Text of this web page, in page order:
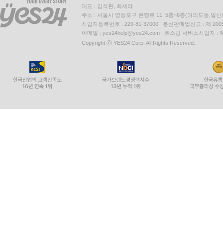
대표 : 김석환, 최세라
주소 : 서울시 영등포구 은행로 11, 5층~6층(여의도동,일신
사업자등록번호 : 229-81-37000 통신판매업신고 : 제
이메일 : yes24help@yes24.com 호스팅 서비스사업자 :
Copyright ⓒ YES24 Corp. All Rights Reserved.